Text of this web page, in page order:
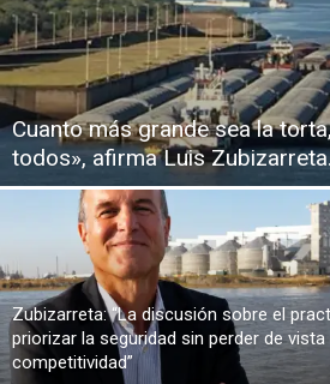
Cuanto más grande sea la
todos», afirma Luis
Zubizarreta: “La discusión sobre el
priorizar la seguridad sin perder de vista
competitividad”